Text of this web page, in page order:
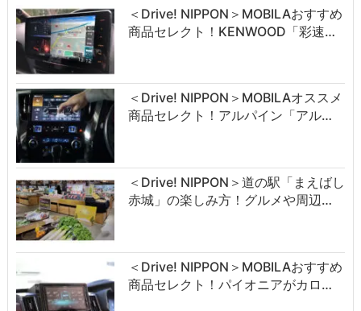
＜Drive! NIPPON＞MOBILAおすすめ
商品セレクト！KENWOOD「彩速…
＜Drive! NIPPON＞MOBILAオススメ
商品セレクト！アルパイン「アル…
＜Drive! NIPPON＞道の駅「まえばし
赤城」の楽しみ方！グルメや周辺…
＜Drive! NIPPON＞MOBILAおすすめ
商品セレクト！パイオニアがカロ…